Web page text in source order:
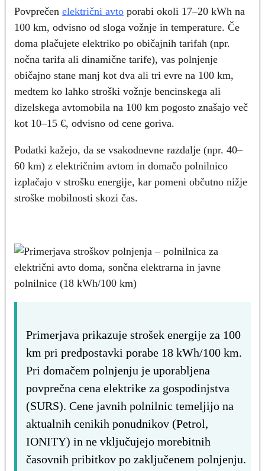
Povprečen električni avto porabi okoli 17–20 kWh na
100 km, odvisno od sloga vožnje in temperature. Če
doma plačujete elektriko po običajnih tarifah (npr.
nočna tarifa ali dinamične tarife), vas polnjenje
običajno stane manj kot dva ali tri evre na 100 km,
medtem ko lahko stroški vožnje bencinskega ali
dizelskega avtomobila na 100 km pogosto znašajo več
kot 10–15 €, odvisno od cene goriva.
Podatki kažejo, da se vsakodnevne razdalje (npr. 40–
60 km) z električnim avtom in domačo polnilnico
izplačajo v strošku energije, kar pomeni občutno nižje
stroške mobilnosti skozi čas.
Primerjava prikazuje strošek energije za 100
km pri predpostavki porabe 18 kWh/100 km.
Pri domačem polnjenju je uporabljena
povprečna cena elektrike za gospodinjstva
(SURS). Cene javnih polnilnic temeljijo na
aktualnih cenikih ponudnikov (Petrol,
IONITY) in ne vključujejo morebitnih
časovnih pribitkov po zaključenem polnjenju.